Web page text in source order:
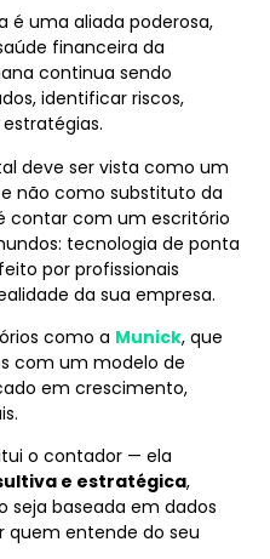
é uma aliada poderosa,
financeira da
continua sendo
identificar riscos,
deve ser vista como um
não como substituto da
contar com um escritório
tecnologia de ponta
por profissionais
da sua empresa.
como a Munick, que
com um modelo de
em crescimento,
o contador — ela
e estratégica,
seja baseada em dados
quem entende do seu